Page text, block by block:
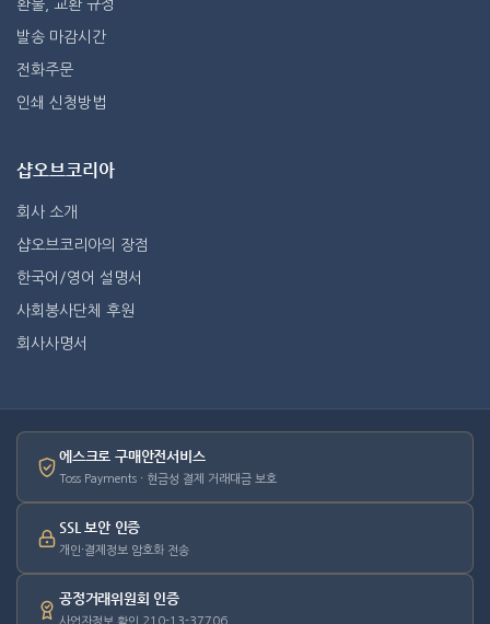
환불, 교환 규정
발송 마감시간
전화주문
인쇄 신청방법
샵오브코리아
회사 소개
샵오브코리아의 장점
한국어/영어 설명서
사회봉사단체 후원
회사사명서
에스크로 구매안전서비스
Toss Payments · 현금성 결제 거래대금 보호
SSL 보안 인증
개인·결제정보 암호화 전송
공정거래위원회 인증
사업자정보 확인 210-13-37706